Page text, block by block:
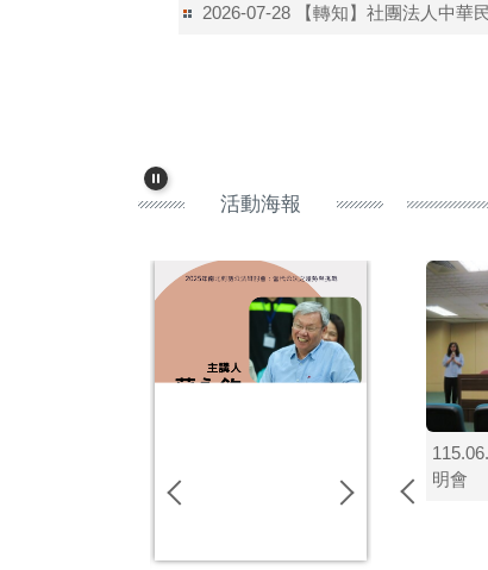
2026-07-28 【轉知】社團法人中華
活動海報
明會